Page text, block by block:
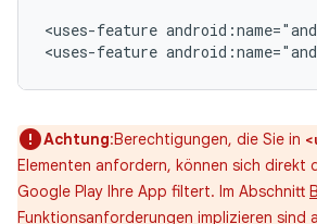
<uses-feature
<uses-feature
Achtung:Berechtigungen, die Sie in
Elementen anfordern, können sich direkt
Google Play Ihre App filtert. Im Abschnitt
Funktionsanforderungen implizieren sind